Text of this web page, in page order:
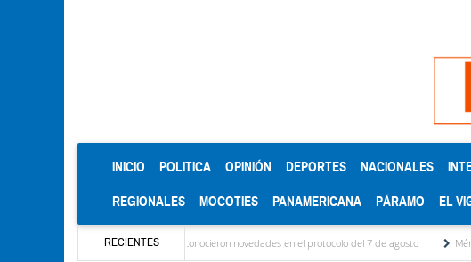
INICIO (CURRENT)
POLITICA OPINIÓN DEPORTES NACIONALES
REGIONALES MOCOTIES PANAMERICANA PÁRAMO EL
RECIENTES
las delegaciones y se conocieron novedades en el protocolo del 7 de agosto Mérida territorio